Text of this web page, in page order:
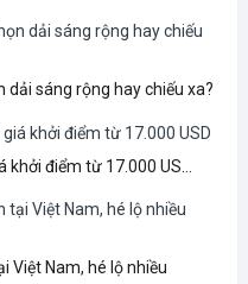
sáng rộng hay chiếu xa?
điểm từ 17.000 US...
Việt Nam, hé lộ nhiều